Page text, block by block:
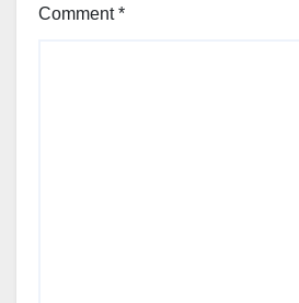
Comment*